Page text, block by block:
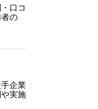
口コ
の
手企業
実施